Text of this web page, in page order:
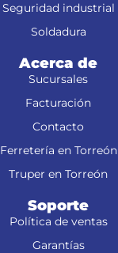
Seguridad industrial
Soldadura
Acerca de
Sucursales
Facturación
Contacto
Ferretería en Torreón
Truper en Torreón
Soporte
Política de ventas
Garantías